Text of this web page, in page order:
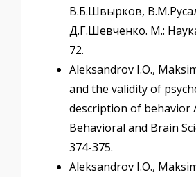
В.Б.Швырков,
Д.Г.Шевченко. М.:
72.
Aleksandrov I.O.,
and the validity of
description of behavior
Behavioral and Brain
374-375.
Aleksandrov I.O.,